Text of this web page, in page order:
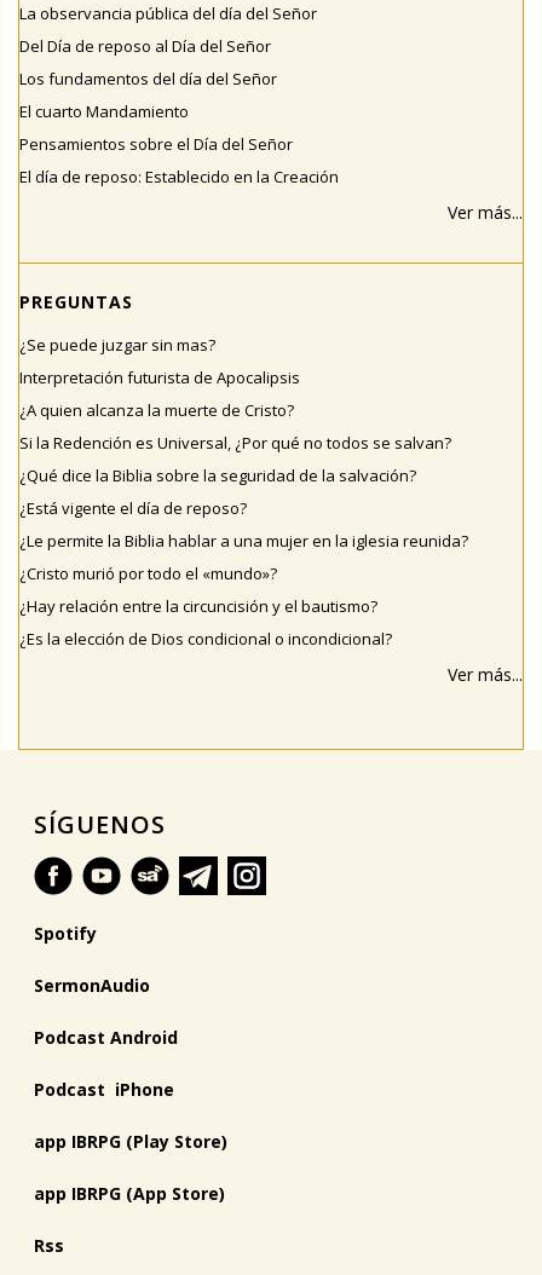
La observancia pública del día del Señor
Del Día de reposo al Día del Señor
Los fundamentos del día del Señor
El cuarto Mandamiento
Pensamientos sobre el Día del Señor
El día de reposo: Establecido en la Creación
Ver más...
PREGUNTAS
¿Se puede juzgar sin mas?
Interpretación futurista de Apocalipsis
¿A quien alcanza la muerte de Cristo?
Si la Redención es Universal, ¿Por qué no todos se salvan?
¿Qué dice la Biblia sobre la seguridad de la salvación?
¿Está vigente el día de reposo?
¿Le permite la Biblia hablar a una mujer en la iglesia reunida?
¿Cristo murió por todo el «mundo»?
¿Hay relación entre la circuncisión y el bautismo?
¿Es la elección de Dios condicional o incondicional?
Ver más...
SÍGUENOS
Spotify
SermonAudio
Podcast Android
Podcast iPhone
app IBRPG (Play Store)
app IBRPG (App Store)
Rss